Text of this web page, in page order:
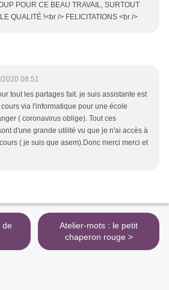
POUR CE BEAU TRAVAIL, SURTOUT
QUALITÉ !<br /> FELICITATIONS <br />
2020 08:51
tout les partages fait. je suis assistante est
via l'informatique pour une école
( coronavirus oblige). Tout ces
d'une grande utilité vu que je n'ai accès à
( je suis que asem).Donc merci merci et
Atelier-mots : le petit
chaperon rouge >